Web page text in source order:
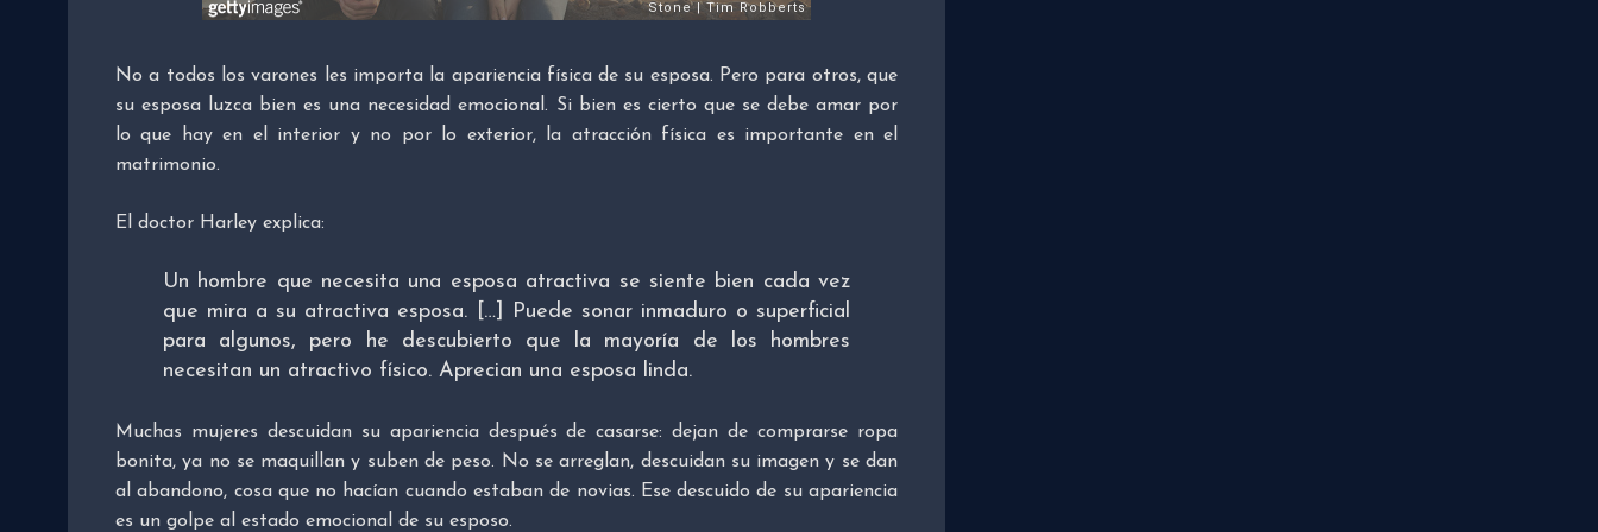
No a todos los varones les importa la apariencia física de su esposa. Pero para otros, que
su esposa luzca bien es una necesidad emocional. Si bien es cierto que se debe amar por
lo que hay en el interior y no por lo exterior, la atracción física es importante en el
matrimonio.
El doctor Harley explica:
Un hombre que necesita una esposa atractiva se siente bien cada vez
que mira a su atractiva esposa. […] Puede sonar inmaduro o superficial
para algunos, pero he descubierto que la mayoría de los hombres
necesitan un atractivo físico. Aprecian una esposa linda.
Muchas mujeres descuidan su apariencia después de casarse: dejan de comprarse ropa
bonita, ya no se maquillan y suben de peso. No se arreglan, descuidan su imagen y se dan
al abandono, cosa que no hacían cuando estaban de novias. Ese descuido de su apariencia
es un golpe al estado emocional de su esposo.